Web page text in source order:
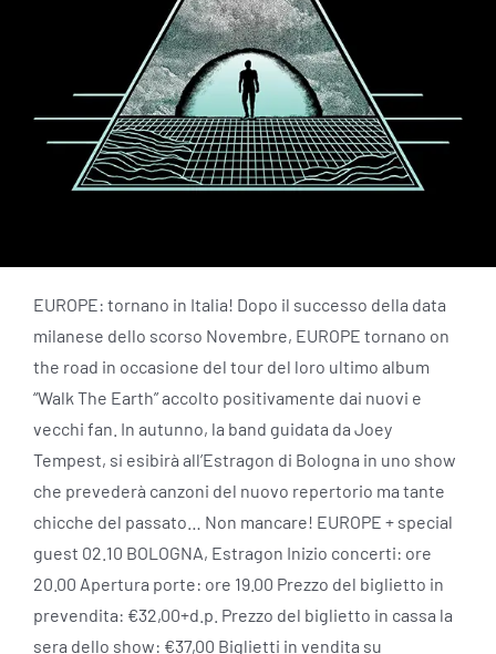
EUROPE: tornano in Italia! Dopo il successo della data
milanese dello scorso Novembre, EUROPE tornano on
the road in occasione del tour del loro ultimo album
“Walk The Earth” accolto positivamente dai nuovi e
vecchi fan. In autunno, la band guidata da Joey
Tempest, si esibirà all’Estragon di Bologna in uno show
che prevederà canzoni del nuovo repertorio ma tante
chicche del passato… Non mancare! EUROPE + special
guest 02.10 BOLOGNA, Estragon Inizio concerti: ore
20.00 Apertura porte: ore 19.00 Prezzo del biglietto in
prevendita: €32,00+d.p. Prezzo del biglietto in cassa la
sera dello show: €37,00 Biglietti in vendita su